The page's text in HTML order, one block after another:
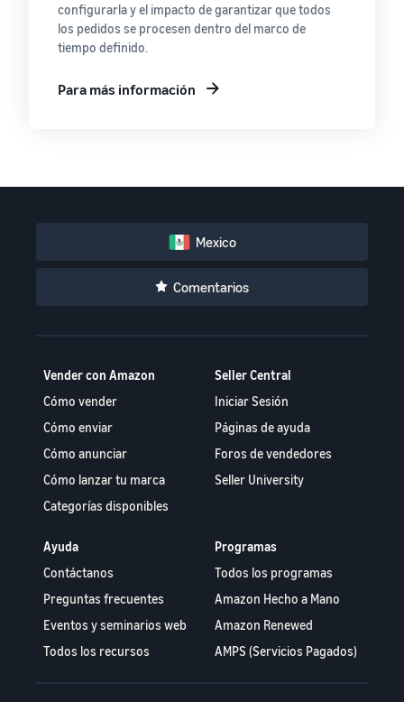
configurarla y el impacto de garantizar que todos
los pedidos se procesen dentro del marco de
tiempo definido.
Para más información
Mexico
Comentarios
Vender con Amazon
Cómo vender
Cómo enviar
Cómo anunciar
Cómo lanzar tu marca
Categorías disponibles
Seller Central
Iniciar Sesión
Páginas de ayuda
Foros de vendedores
Seller University
Ayuda
Contáctanos
Preguntas frecuentes
Eventos y seminarios web
Todos los recursos
Programas
Todos los programas
Amazon Hecho a Mano
Amazon Renewed
AMPS (Servicios Pagados)